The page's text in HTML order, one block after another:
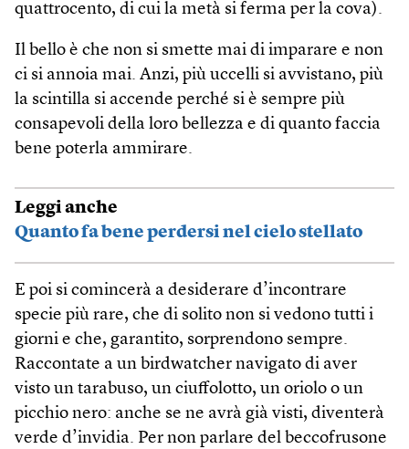
quattrocento, di cui la metà si ferma per la cova).
Il bello è che non si smette mai di imparare e non
ci si annoia mai. Anzi, più uccelli si avvistano, più
la scintilla si accende perché si è sempre più
consapevoli della loro bellezza e di quanto faccia
bene poterla ammirare.
Leggi anche
Quanto fa bene perdersi nel cielo stellato
E poi si comincerà a desiderare d’incontrare
specie più rare, che di solito non si vedono tutti i
giorni e che, garantito, sorprendono sempre.
Raccontate a un birdwatcher navigato di aver
visto un tarabuso, un ciuffolotto, un oriolo o un
picchio nero: anche se ne avrà già visti, diventerà
verde d’invidia. Per non parlare del beccofrusone